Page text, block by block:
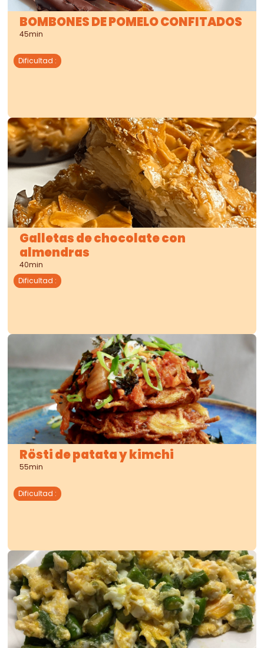
BOMBONES DE POMELO CONFITADOS
45min
Dificultad :
Galletas de chocolate con
almendras
40min
Dificultad :
Rösti de patata y kimchi
55min
Dificultad :